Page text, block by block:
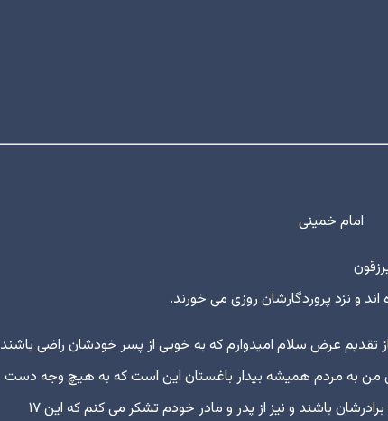
امام خمینی
و نزد پروردگارشان روزی می خورند.
تقدیم عرض سلام امیدوارم که به خوبی از پسر خودشان راضی باشند
من به مردم همیشه بیدار باغستان این است که به هیچ وجه دست
از یاری امام برندارند و برادرانم حسن و حسین ادامه دهنده راه برادرشان باشند و نیز از پدر و مادر خودم تشکر می کنم که این ۱۷